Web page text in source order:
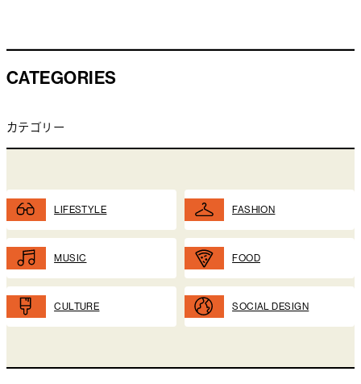
CATEGORIES
カテゴリー
LIFESTYLE FASHION
MUSIC FOOD
CULTURE SOCIAL DESIGN